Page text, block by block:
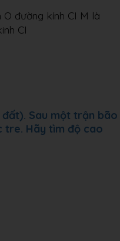
đường kính CI M là
CI
Sau một trận bão
tre. Hãy tìm độ cao